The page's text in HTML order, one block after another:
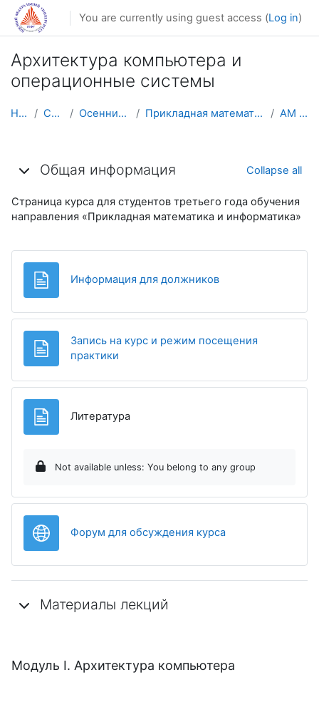
Skip to main content
You are currently using guest access (Log in)
Архитектура компьютера и
операционные системы
Home Courses Осенний семестр Прикладная математика и информатика AM CA&OS
Общая информация Collapse all
Страница курса для студентов третьего года обучения
направления «Прикладная математика и информатика»
Информация для должниковPage
Запись на курс и режим посещения
практики
ЛитератураPage
Not available unless: You belong to any group
Форум для обсуждения курсаURL
Материалы лекций
Модуль I. Архитектура компьютера